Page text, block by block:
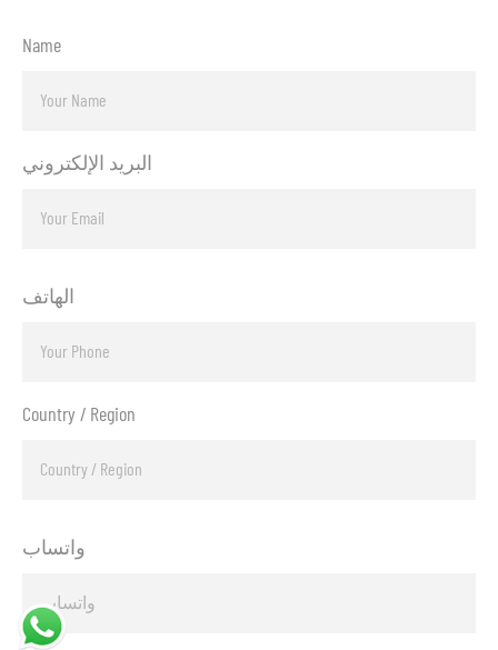
Name
البريد الإلكتروني
الهاتف
Country / Region
واتساب